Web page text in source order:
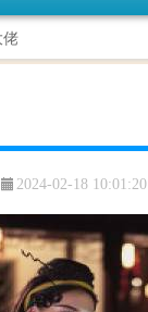
2024-02-18 10:01:20